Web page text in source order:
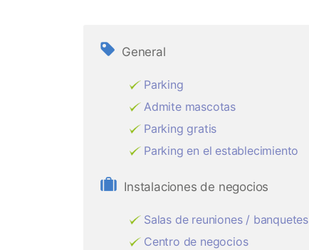
General
Parking
Admite mascotas
Parking gratis
Parking en el establecimiento
Instalaciones de negocios
Salas de reuniones / banquetes
Centro de negocios